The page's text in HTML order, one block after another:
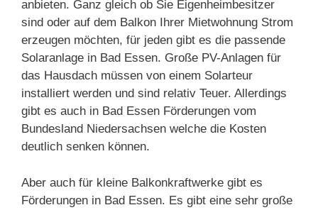
anbieten. Ganz gleich ob Sie Eigenheimbesitzer
sind oder auf dem Balkon Ihrer Mietwohnung Strom
erzeugen möchten, für jeden gibt es die passende
Solaranlage in Bad Essen. Große PV-Anlagen für
das Hausdach müssen von einem Solarteur
installiert werden und sind relativ Teuer. Allerdings
gibt es auch in Bad Essen Förderungen vom
Bundesland Niedersachsen welche die Kosten
deutlich senken können.
Aber auch für kleine Balkonkraftwerke gibt es
Förderungen in Bad Essen. Es gibt eine sehr große